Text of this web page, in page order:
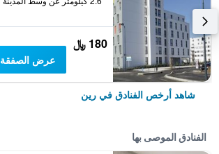
180 ﷼
عرض الصفقة
شاهد أرخص الفنادق في رين
الفنادق الموصى بها